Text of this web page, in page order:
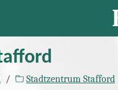
Stadtzentrum Stafford